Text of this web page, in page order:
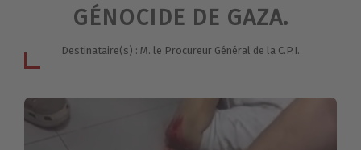
GÉNOCIDE DE GAZA.
Destinataire(s) : M. le Procureur Général de la C.P.I.